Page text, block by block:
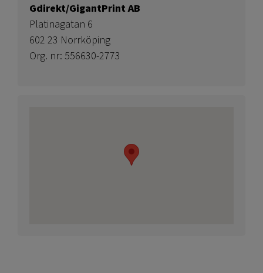
Gdirekt/GigantPrint AB
Platinagatan 6
602 23 Norrköping
Org. nr: 556630-2773